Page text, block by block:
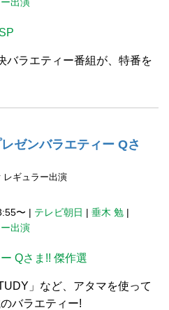
バラエティー番組が、特番を
ゼンバラエティー Qさ
レギュラー出演
〜 | テレビ朝日 | 垂木 勉 |
出演
Qさま!! 傑作選
」など、アタマを使って
バラエティー!